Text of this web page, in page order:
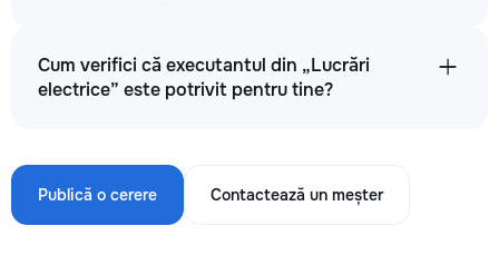
Cum verifici că executantul din „Lucrări
electrice” este potrivit pentru tine?
Publică o cerere Contactează un meșter